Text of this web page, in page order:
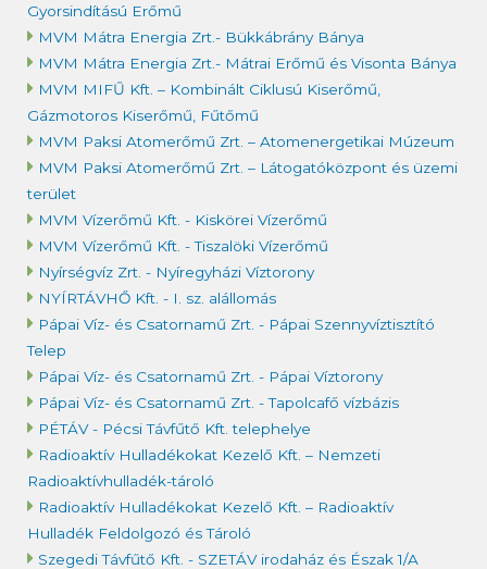
Gyorsindítású Erőmű
MVM Mátra Energia Zrt.- Bükkábrány Bánya
MVM Mátra Energia Zrt.- Mátrai Erőmű és Visonta Bánya
MVM MIFŰ Kft. – Kombinált Ciklusú Kiserőmű,
Gázmotoros Kiserőmű, Fűtőmű
MVM Paksi Atomerőmű Zrt. – Atomenergetikai Múzeum
MVM Paksi Atomerőmű Zrt. – Látogatóközpont és üzemi
terület
MVM Vízerőmű Kft. - Kiskörei Vízerőmű
MVM Vízerőmű Kft. - Tiszalöki Vízerőmű
Nyírségvíz Zrt. - Nyíregyházi Víztorony
NYÍRTÁVHŐ Kft. - I. sz. alállomás
Pápai Víz- és Csatornamű Zrt. - Pápai Szennyvíztisztító
Telep
Pápai Víz- és Csatornamű Zrt. - Pápai Víztorony
Pápai Víz- és Csatornamű Zrt. - Tapolcafő vízbázis
PÉTÁV - Pécsi Távfűtő Kft. telephelye
Radioaktív Hulladékokat Kezelő Kft. – Nemzeti
Radioaktívhulladék-tároló
Radioaktív Hulladékokat Kezelő Kft. – Radioaktív
Hulladék Feldolgozó és Tároló
Szegedi Távfűtő Kft. - SZETÁV irodaház és Észak 1/A